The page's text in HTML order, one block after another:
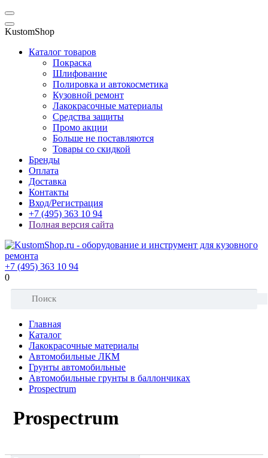
KustomShop
Каталог товаров
Покраска
Шлифование
Полировка и автокосметика
Кузовной ремонт
Лакокрасочные материалы
Средства защиты
Промо акции
Больше не поставляются
Товары со скидкой
Бренды
Оплата
Доставка
Контакты
Вход/Регистрация
+7 (495) 363 10 94
Полная версия сайта
+7 (495) 363 10 94
0
Главная
Каталог
Лакокрасочные материалы
Автомобильные ЛКМ
Грунты автомобильные
Автомобильные грунты в баллончиках
Prospectrum
Prospectrum